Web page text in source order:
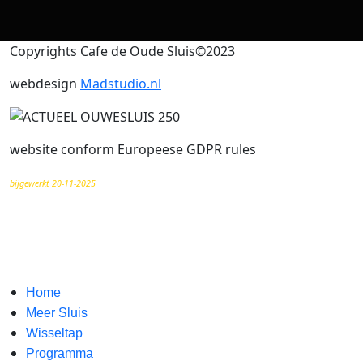
Copyrights Cafe de Oude Sluis©2023
webdesign Madstudio.nl
website conform Europeese GDPR rules
bijgewerkt 20-11-2025
Home
Meer Sluis
Wisseltap
Programma